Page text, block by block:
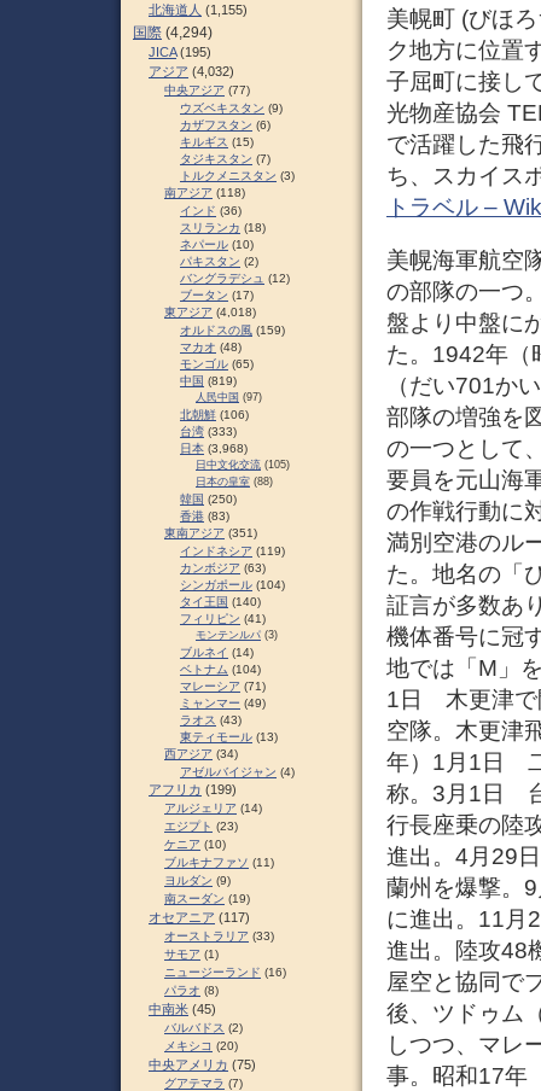
美幌町 (びほ
ク地方に位置
子屈町に接し
光物産協会
で活躍した飛
ち、スカイス
トラベル –
美幌海軍航空
の部隊の一つ
盤より中盤に
た。1942年（
（だい701か
部隊の増強を
の一つとして
要員を元山海
の作戦行動に
満別空港のル
た。地名の「
証言が多数あ
機体番号に冠
地では「M」
1日 木更津で
空隊。木更津
年）1月1日
称。3月1日
行長座乗の陸
進出。4月29
蘭州を爆撃。
に進出。11月
進出。陸攻48
屋空と協同で
後、ツドゥム
しつつ、マレ
事。昭和17年
北海道人 (1,155)
国際 (4,294)
JICA(195)
アジア (4,032)
中央アジア (77)
ウズベキスタン (9)
カザフスタン (6)
キルギス (15)
タジキスタン (7)
トルクメニスタン (3)
南アジア (118)
インド (36)
スリランカ (18)
ネパール (10)
パキスタン (2)
バングラデシュ (12)
ブータン (17)
東アジア (4,018)
オルドスの風 (159)
マカオ (48)
モンゴル (65)
中国 (819)
人民中国 (97)
北朝鮮 (106)
台湾 (333)
日本 (3,968)
日中文化交流 (105)
日本の皇室 (88)
韓国 (250)
香港 (83)
東南アジア (351)
インドネシア (119)
カンボジア (63)
シンガポール (104)
タイ王国 (140)
フィリピン (41)
モンテンルパ (3)
ブルネイ (14)
ベトナム (104)
マレーシア (71)
ミャンマー (49)
ラオス (43)
東ティモール (13)
西アジア (34)
アゼルバイジャン (4)
アフリカ (199)
アルジェリア (14)
エジプト (23)
ケニア (10)
ブルキナファソ (11)
ヨルダン (9)
南スーダン (19)
オセアニア (117)
オーストラリア (33)
サモア (1)
ニュージーランド (16)
パラオ (8)
中南米 (45)
バルバドス (2)
メキシコ (20)
中央アメリカ (75)
グアテマラ (7)